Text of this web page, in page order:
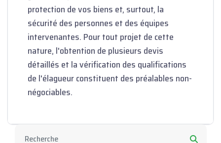
protection de vos biens et, surtout, la
sécurité des personnes et des équipes
intervenantes. Pour tout projet de cette
nature, l'obtention de plusieurs devis
détaillés et la vérification des qualifications
de l'élagueur constituent des préalables non-
négociables.